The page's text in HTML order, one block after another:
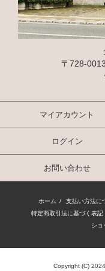
〒728-
マイアカウント
ログイン
お問い合わせ
ホーム / 支払い方法に
特定商取引法に基づく表記
ショ
Copyright (C)